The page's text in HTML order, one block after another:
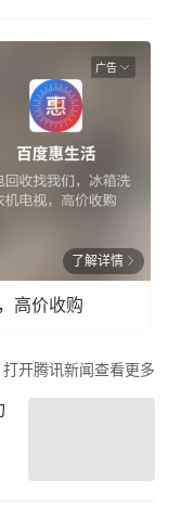
广告
了解详情
高价收购
打开腾讯新闻查看更多